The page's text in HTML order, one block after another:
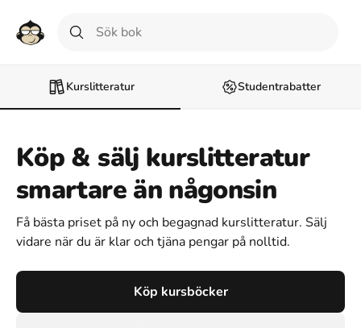
Kurslitteratur Studentrabatter
Köp & sälj kurslitteratur
smartare än någonsin
Få bästa priset på ny och begagnad kurslitteratur. Sälj
vidare när du är klar och tjäna pengar på nolltid.
Köp kursböcker